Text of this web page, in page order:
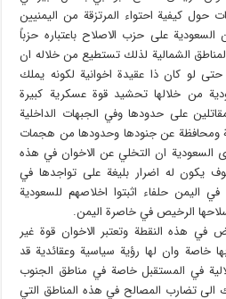
حول كيفية احتواء المرتزقة من اليمنيين
على حزب الاصلاح باعتباره حزباً
الشمالية لذلك تستطيع من خلاله ان
لو كان ذا عقيدة اخوانية لكونه يملك
من خلالها تحشيد قوة عسكرية كبيرة
على حدودها وفي الجبهات الداخلية
ومحافظة عن جنودها وحدودها من هجمات
السعودية ان التخلي عن الاخوان في هذه
يكون له اضرار بليغة على تواجدها في
اليمن حلفاء اثبتوا اخلاصهم للسعودية
سلاحها الرخيص في خاصرة اليمن.
في هذه النقطة وتعتبر الاخوان قوة غير
خاصة وان لها رؤية سياسية وعقائدية قد
في المستقبل خاصة في مناطق الجنوب
الى تضارب المصالح في هذه المناطق التي